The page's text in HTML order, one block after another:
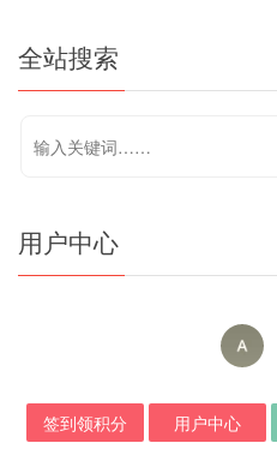
全站搜索
用户中心
签到领积分 用户中心